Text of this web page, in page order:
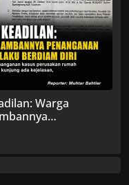
Warga
Dugaan